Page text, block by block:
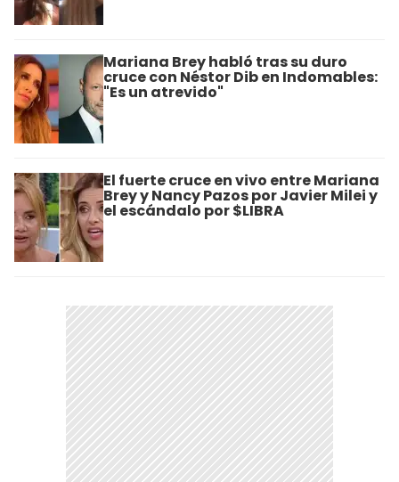
Mariana Brey habló tras su duro
cruce con Néstor Dib en Indomables:
"Es un atrevido"
El fuerte cruce en vivo entre Mariana
Brey y Nancy Pazos por Javier Milei y
el escándalo por $LIBRA